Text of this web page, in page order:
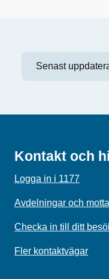
Senast
Kontakt och
Logga in i 1177
Avdelningar och
Checka in till ditt
Fler kontaktvägar